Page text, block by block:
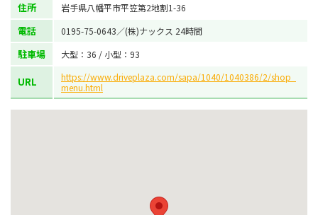
住所 岩手県八幡平市平笠第2地割1-36
電話 0195-75-0643／(株)ナックス 24時間
駐車場 大型：36 / 小型：93
URL
https://www.driveplaza.com/sapa/1040/1040386/2/shop_
menu.html